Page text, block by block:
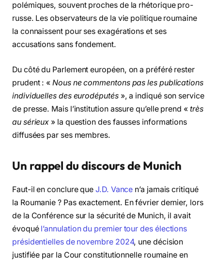
polémiques, souvent proches de la rhétorique pro-
russe. Les observateurs de la vie politique roumaine
la connaissent pour ses exagérations et ses
accusations sans fondement.
Du côté du Parlement européen, on a préféré rester
prudent : « Nous ne commentons pas les publications
individuelles des eurodéputés», a indiqué son service
de presse. Mais l’institution assure qu’elle prend « très
au sérieux » la question des fausses informations
diffusées par ses membres.
Un rappel du discours de Munich
Faut-il en conclure queJ.D. Vance n’a jamais critiqué
la Roumanie ? Pas exactement. En février dernier, lors
de la Conférence sur la sécurité de Munich, il avait
évoqué l’annulation du premier tour des élections
présidentielles de novembre 2024, une décision
justifiée par la Cour constitutionnelle roumaine en